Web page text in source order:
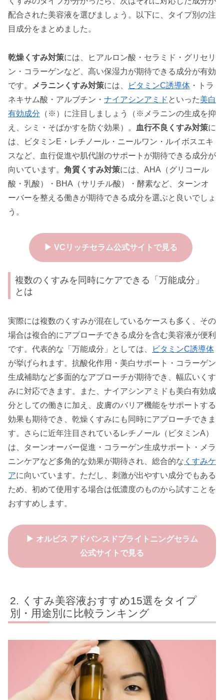
配合された美容液を選びましょう。以下に、タイプ別の注
目成分をまとめました。
乾燥くすみ対策には、ヒアルロン酸・セラミド・グリセリ
ン・コラーゲンなど、高い保湿力が期待できる成分が有効
です。
メラニンくすみ対策には、 ビタミンC誘導体 ・トラ
ネキサム酸・アルブチン・ ナイアシンアミド といった美白
有効成分 （※）に注目しましょう（※メラニンの生成を抑
え、シミ・そばかすを防ぐ効果）。
血行不良くすみ対策に
は、ビタミンE・レチノール・ニールワン・ルイボスエキ
スなど、血行促進や肌代謝のサポートが期待できる成分が
向いています。 角質くすみ対策には、AHA（グリコール
酸・乳酸）・BHA（サリチル酸）・酵素など、ターンオ
ーバーを整える働きが期待できる成分を選ぶと良いでしょ
う。
▶ VCリッチセラム公式サイトで見る
複数のくすみを同時にケアできる「万能成分」
とは
実際には複数のくすみが混在しているケースも多く、その
場合は複合的にアプローチできる成分を含む美容液が便利
です。代表的な「万能成分」としては、
ビタミンC誘導体
が挙げられます。抗酸化作用・美白サポート・コラーゲン
生成補助など多面的なアプローチが期待でき、幅広いくす
みに対応できます。また、ナイアシンアミドも美白有効成
分としての働きに加え、皮膚のバリア機能をサポートする
効果も期待でき、乾燥くすみにも同時にアプローチできま
す。さらに近年注目されているレチノール（ビタミンA）
は、ターンオーバー促進・コラーゲン生成サポート・メラ
ニンケアなど多角的な効果が期待され、総合的な くすみケ
アに向いています。ただし、刺激が出やすい成分でもある
ため、初めて使用する場合は低濃度のものから試すことを
おすすめします。
▶ オルビス アドバンスドブライトニングセラム
公式サイトで見る
くすみ美容液おすすめ15選をタイプ
別・用途別に比較ランキング